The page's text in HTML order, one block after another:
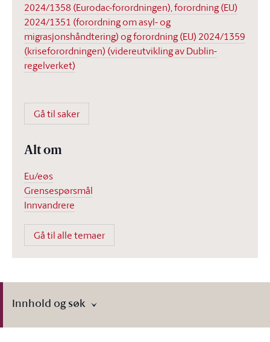
2024/1358 (Eurodac-forordningen), forordning (EU)
2024/1351 (forordning om asyl- og
migrasjonshåndtering) og forordning (EU) 2024/1359
(kriseforordningen) (videreutvikling av Dublin-
regelverket)
Gå til saker
Alt om
Eu/eøs
Grensespørsmål
Innvandrere
Gå til alle temaer
Innhold og søk